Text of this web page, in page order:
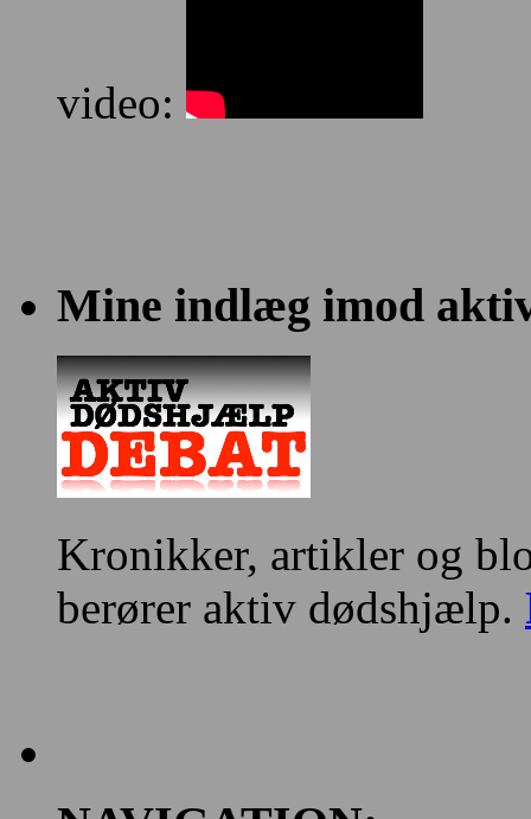
video:
Mine indlæg imod
Kronikker, artikler og
berører aktiv dødshjælp.